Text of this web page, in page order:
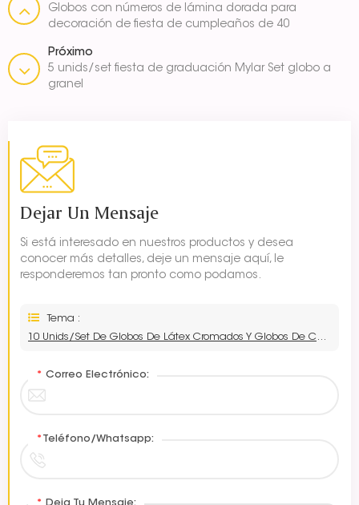
Globos con números de lámina dorada para
decoración de fiesta de cumpleaños de 40
Próximo
5 unids/set fiesta de graduación Mylar Set globo a
granel
Dejar Un Mensaje
Si está interesado en nuestros productos y desea
conocer más detalles, deje un mensaje aquí, le
responderemos tan pronto como podamos.
Tema :
10 Unids/set De Globos De Látex Cromados Y Globos De Confeti
* Correo Electrónico:
* Teléfono/Whatsapp: